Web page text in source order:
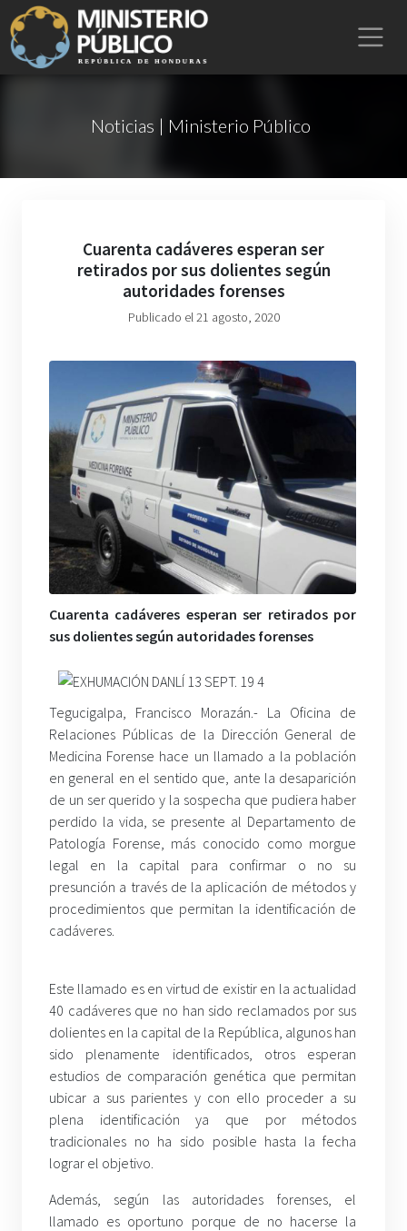
Noticias | Ministerio Público
Cuarenta cadáveres esperan ser
retirados por sus dolientes según
autoridades forenses
Publicado el 21 agosto, 2020
Cuarenta cadáveres esperan ser retirados por
sus dolientes según autoridades forenses
Tegucigalpa, Francisco Morazán.- La Oficina de
Relaciones Públicas de la Dirección General de
Medicina Forense hace un llamado a la población
en general en el sentido que, ante la desaparición
de un ser querido y la sospecha que pudiera haber
perdido la vida, se presente al Departamento de
Patología Forense, más conocido como morgue
legal en la capital para confirmar o no su
presunción a través de la aplicación de métodos y
procedimientos que permitan la identificación de
cadáveres.
Este llamado es en virtud de existir en la actualidad
40 cadáveres que no han sido reclamados por sus
dolientes en la capital de la República, algunos han
sido plenamente identificados, otros esperan
estudios de comparación genética que permitan
ubicar a sus parientes y con ello proceder a su
plena identificación ya que por métodos
tradicionales no ha sido posible hasta la fecha
lograr el objetivo.
Además, según las autoridades forenses, el
llamado es oportuno porque de no hacerse la